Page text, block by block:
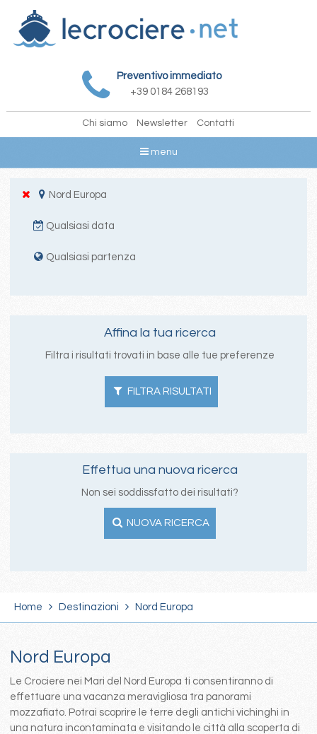
Preventivo immediato
+39 0184 268193
Chi siamo Newsletter Contatti
menu
Nord Europa
Qualsiasi data
Qualsiasi partenza
Affina la tua ricerca
Filtra i risultati trovati in base alle tue preferenze
FILTRA RISULTATI
Effettua una nuova ricerca
Non sei soddissfatto dei risultati?
NUOVA RICERCA
Home Destinazioni Nord Europa
Nord Europa
Le Crociere nei Mari del Nord Europa ti consentiranno di
effettuare una vacanza meravigliosa tra panorami
mozzafiato. Potrai scoprire le terre degli antichi vichinghi in
una natura incontaminata e visitando le città alla scoperta di